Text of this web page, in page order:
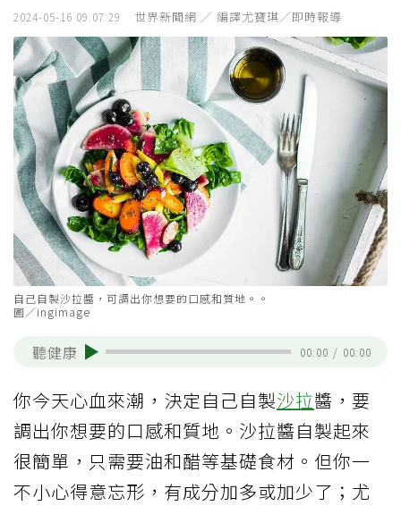
2024-05-16 09:07:29 世界新聞網 ／ 編譯尤寶琪／即時報導
自己自製沙拉醬，可調出你想要的口感和質地。。
圖／ingimage
聽健康 00:00 / 00:00
你今天心血來潮，決定自己自製沙拉醬，要
調出你想要的口感和質地。沙拉醬自製起來
很簡單，只需要油和醋等基礎食材。但你一
不小心得意忘形，有成分加多或加少了；尤